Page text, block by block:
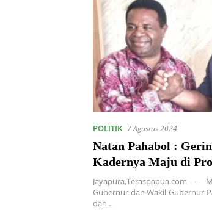
POLITIK 7 Agustus 2024
Natan Pahabol :
Kadernya Maju di
Pegunungan
Jayapura,Teraspapua.com –
Gubernur dan Wakil Gubernur
dan…